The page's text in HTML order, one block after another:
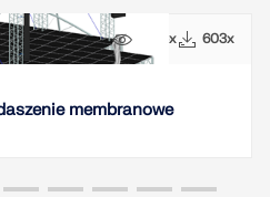
5665x 603x
membranowe